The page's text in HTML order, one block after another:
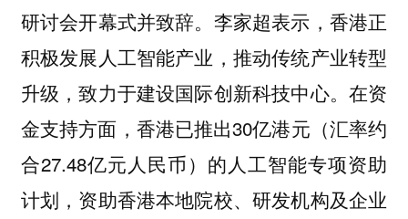
研讨会开幕式并致辞。李家超表示，香港正
积极发展人工智能产业，推动传统产业转型
升级，致力于建设国际创新科技中心。在资
金支持方面，香港已推出30亿港元（汇率约
合27.48亿元人民币）的人工智能专项资助
计划，资助香港本地院校、研发机构及企业